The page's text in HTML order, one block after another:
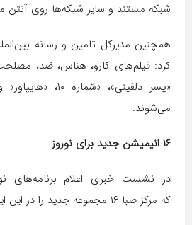
شبکه مستند و سایر شبکه‌ها روی آنتن
همچنین مدیرکل تامین و رسانه
کرد: فیلم‌های کارو، هناس، ضد،
«پسر دلفینی»،
می‌شوند.
۱۶ انیمیشن جدید برای نوروز
در نشست خبری اعلام برنامه‌های
که مرکز صبا ۱۶ مجموعه جدید را در این ایام پخش خوهد کرد.